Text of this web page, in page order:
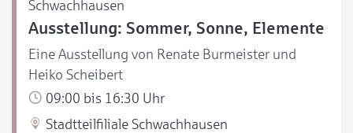
Schwachhausen
Ausstellung: Sommer, Sonne, Elemente
Eine Ausstellung von Renate Burmeister und
Heiko Scheibert
09:00 bis 16:30 Uhr
Stadtteilfiliale Schwachhausen